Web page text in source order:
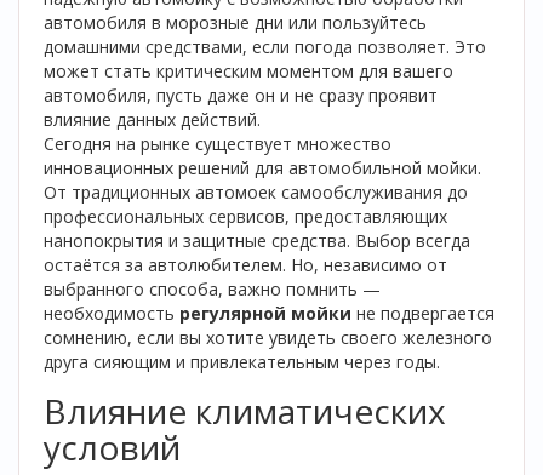
автомобиля в морозные дни или пользуйтесь
домашними средствами, если погода позволяет. Это
может стать критическим моментом для вашего
автомобиля, пусть даже он и не сразу проявит
влияние данных действий.
Сегодня на рынке существует множество
инновационных решений для автомобильной мойки.
От традиционных автомоек самообслуживания до
профессиональных сервисов, предоставляющих
нанопокрытия и защитные средства. Выбор всегда
остаётся за автолюбителем. Но, независимо от
выбранного способа, важно помнить —
необходимость регулярной мойки не подвергается
сомнению, если вы хотите увидеть своего железного
друга сияющим и привлекательным через годы.
Влияние климатических
условий